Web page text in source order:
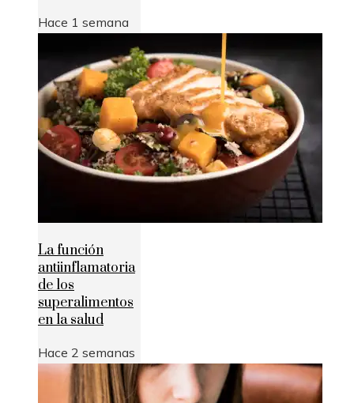
Hace 1 semana
La función
antiinflamatoria
de los
superalimentos
en la salud
Hace 2 semanas